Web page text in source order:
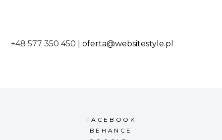
+48 577 350 450 |oferta@websitestyle.pl
FACEBOOK
BEHANCE